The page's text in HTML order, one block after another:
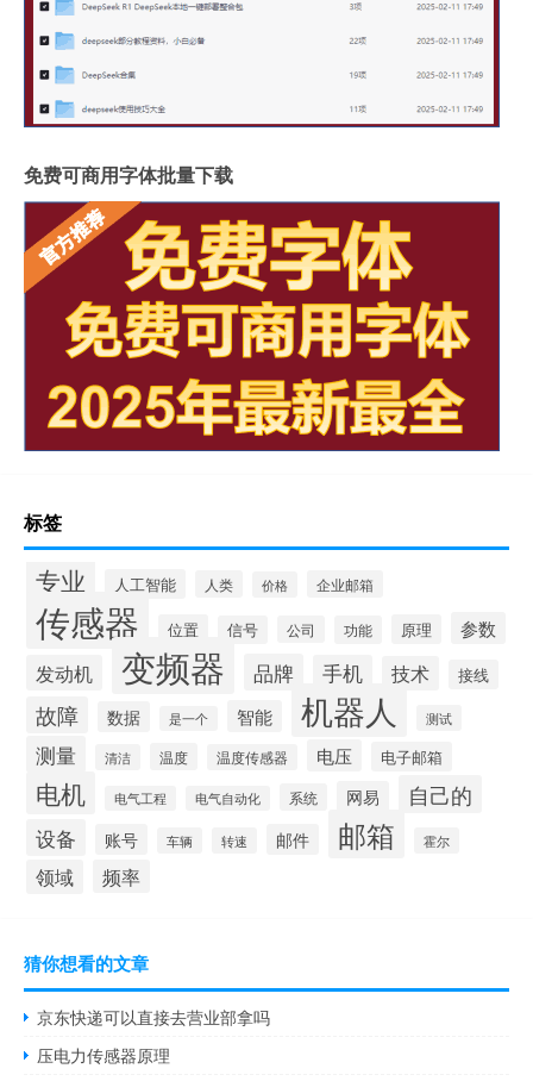
免费可商用字体批量下载
标签
专业 人工智能 人类 价格 企业邮箱
传感器 位置 信号 公司 功能 原理 参数
发动机 变频器 品牌 手机 技术 接线
故障 数据 是一个 智能 机器人 测试
测量 清洁 温度 温度传感器 电压 电子邮箱
电机 电气工程 电气自动化 系统 网易 自己的
设备 账号 车辆 转速 邮件 邮箱 霍尔
领域 频率
猜你想看的文章
京东快递可以直接去营业部拿吗
压电力传感器原理